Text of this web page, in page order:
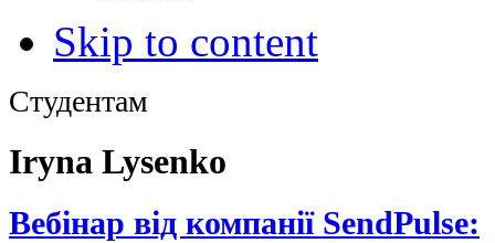
Skip to content
Студентам
Iryna Lysenko
Вебінар від компанії SendPulse: